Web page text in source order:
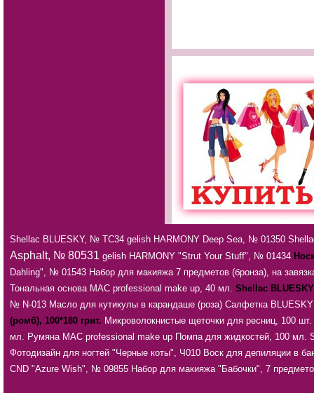
Shellac BLUESKY, № ТС34 gelish HARMONY Deep Sea, № 01350
Asphalt, № 80531 gelish HARMONY "Strut Your Stuff", № 01434
Dahling", № 01543 Набор для макияжа 7 предметов (бронза), на
Тональная основа МАС professional make up, 40 мл. Shellac
№ N-013 Масло для кутикулы в карандаше (роза) Салфетка
(ромб), 100*180 грит. Микроволокнистые щеточки для ресниц, 100 шт.
мл.
Румяна МАС professional make up Помпа для жидкостей, 100 мл.
Фотодизайн для ногтей "Черные коты", Ч010 Воск для депиляции в
CND "Azure Wish", № 09855 Набор для макияжа "Бабочки", 7